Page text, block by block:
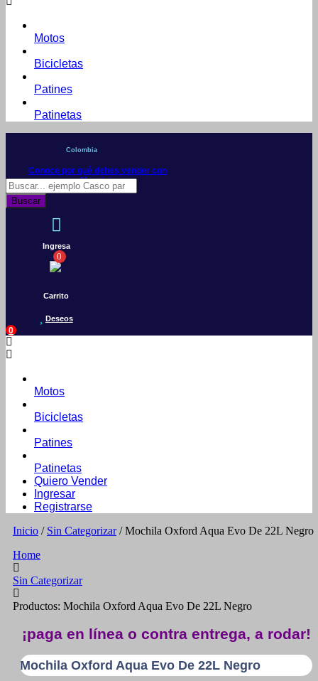
Motos
Bicicletas
Patines
Patinetas
Colombia
Conoce por qué debes vender con
Mercleta
Búsqueda
de
productos
Buscar
Ingresa
0
Carrito
Deseos
0
Motos
Bicicletas
Patines
Patinetas
Quiero Vender
Ingresar
Registrarse
Inicio / Sin Categorizar/ Mochila Oxford Aqua Evo De 22L Negro
Home
Sin Categorizar
Productos: Mochila Oxford Aqua Evo De 22L Negro
¡paga en línea o contra entrega, a rodar!
Mochila Oxford Aqua Evo De 22L Negro